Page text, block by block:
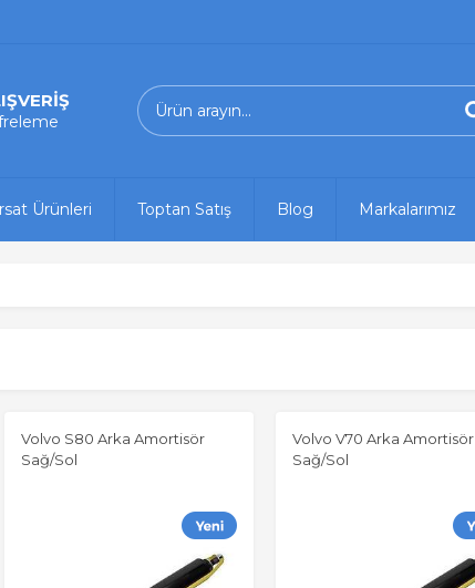
Ürünleri Toptan Satış Blog Markalarımız
Volvo S80 Arka Amortisör
Sağ/Sol
Volvo V70 Arka Amortisör
Sağ/Sol